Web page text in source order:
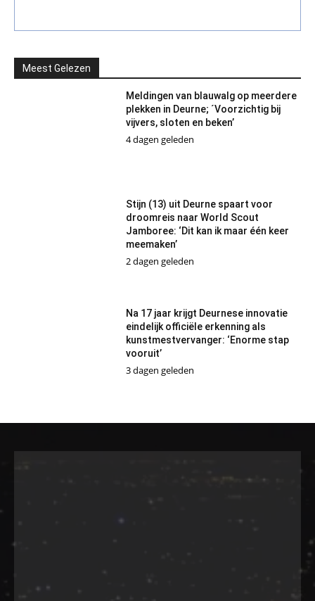
Meest Gelezen
Meldingen van blauwalg op meerdere
plekken in Deurne; ´Voorzichtig bij
vijvers, sloten en beken’
4 dagen geleden
Stijn (13) uit Deurne spaart voor
droomreis naar World Scout
Jamboree: ‘Dit kan ik maar één keer
meemaken’
2 dagen geleden
Na 17 jaar krijgt Deurnese innovatie
eindelijk officiële erkenning als
kunstmestvervanger: ‘Enorme stap
vooruit’
3 dagen geleden